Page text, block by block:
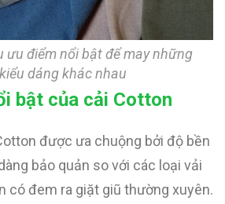
ưu điểm nổi bật để may những
dáng khác nhau
bật của cải Cotton
được ưa chuộng bởi độ bền
bảo quản so với các loại vải
có đem ra giặt giũ thường xuyên.